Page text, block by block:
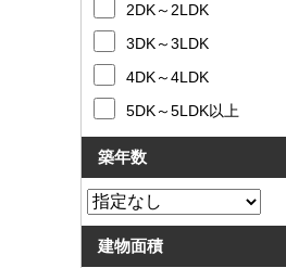
2DK～2LDK
3DK～3LDK
4DK～4LDK
5DK～5LDK以上
築年数
建物面積